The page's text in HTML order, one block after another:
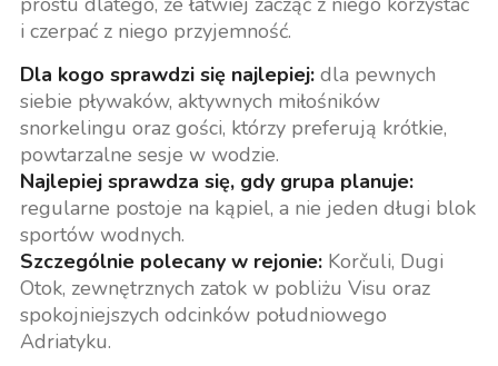
i czerpać z niego przyjemność.
Dla kogo sprawdzi się najlepiej:dla pewnych
siebie pływaków, aktywnych miłośników
snorkelingu oraz gości, którzy preferują krótkie,
powtarzalne sesje w wodzie.
Najlepiej sprawdza się, gdy grupa planuje:
regularne postoje na kąpiel, a nie jeden długi blok
sportów wodnych.
Szczególnie polecany w rejonie:Korčuli, Dugi
Otok, zewnętrznych zatok w pobliżu Visu oraz
spokojniejszych odcinków południowego
Adriatyku.